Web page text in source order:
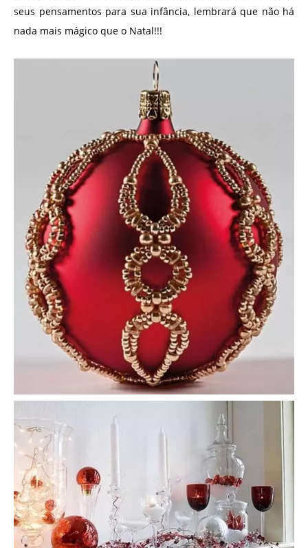
seus pensamentos para sua infância, lembrará que não há
nada mais mágico que o Natal!!!